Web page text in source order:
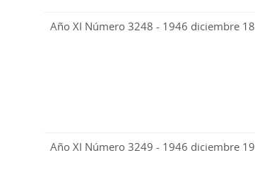
Año XI Número 3248 - 1946 diciembre 18
Año XI Número 3249 - 1946 diciembre 19